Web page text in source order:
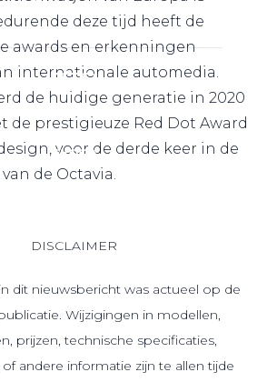
deze tijd heeft de
awards en erkenningen
internationale automedia.
de huidige generatie in 2020
de prestigieuze Red Dot Award
voor de derde keer in de
de Octavia.
DISCLAIMER
dit nieuwsbericht was actueel op de
Wijzigingen in modellen,
prijzen, technische specificaties,
andere informatie zijn te allen tijde